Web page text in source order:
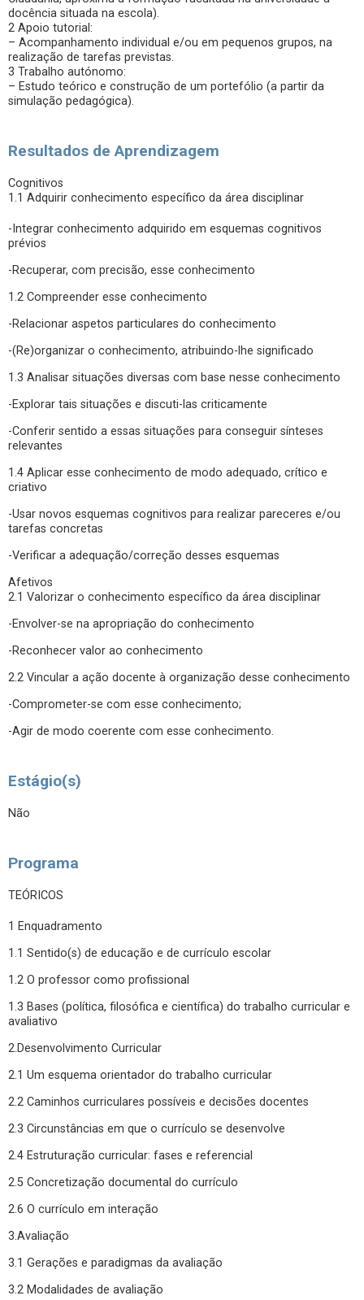
docência situada na escola).
2 Apoio tutorial:
– Acompanhamento individual e/ou em pequenos grupos, na
realização de tarefas previstas.
3 Trabalho autónomo:
– Estudo teórico e construção de um portefólio (a partir da
simulação pedagógica).
Resultados de Aprendizagem
Cognitivos
1.1 Adquirir conhecimento específico da área disciplinar
-Integrar conhecimento adquirido em esquemas cognitivos
prévios
-Recuperar, com precisão, esse conhecimento
1.2 Compreender esse conhecimento
-Relacionar aspetos particulares do conhecimento
-(Re)organizar o conhecimento, atribuindo-lhe significado
1.3 Analisar situações diversas com base nesse conhecimento
-Explorar tais situações e discuti-las criticamente
-Conferir sentido a essas situações para conseguir sínteses
relevantes
1.4 Aplicar esse conhecimento de modo adequado, crítico e
criativo
-Usar novos esquemas cognitivos para realizar pareceres e/ou
tarefas concretas
-Verificar a adequação/correção desses esquemas
Afetivos
2.1 Valorizar o conhecimento específico da área disciplinar
-Envolver-se na apropriação do conhecimento
-Reconhecer valor ao conhecimento
2.2 Vincular a ação docente à organização desse conhecimento
-Comprometer-se com esse conhecimento;
-Agir de modo coerente com esse conhecimento.
Estágio(s)
Não
Programa
TEÓRICOS
1 Enquadramento
1.1 Sentido(s) de educação e de currículo escolar
1.2 O professor como profissional
1.3 Bases (política, filosófica e científica) do trabalho curricular e
avaliativo
2.Desenvolvimento Curricular
2.1 Um esquema orientador do trabalho curricular
2.2 Caminhos curriculares possíveis e decisões docentes
2.3 Circunstâncias em que o currículo se desenvolve
2.4 Estruturação curricular: fases e referencial
2.5 Concretização documental do currículo
2.6 O currículo em interação
3.Avaliação
3.1 Gerações e paradigmas da avaliação
3.2 Modalidades de avaliação